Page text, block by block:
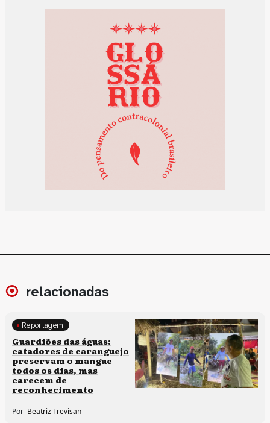
relacionadas
Clima e cultura
Reportagem
Guardiões das águas:
catadores de caranguejo
preservam o mangue
todos os dias, mas
carecem de
reconhecimento
Por Beatriz Trevisan